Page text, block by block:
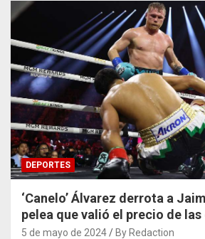
DEPORTES
‘Canelo’ Álvarez derrota a
pelea que valió el precio de
5 de mayo de 2024 By Redaction